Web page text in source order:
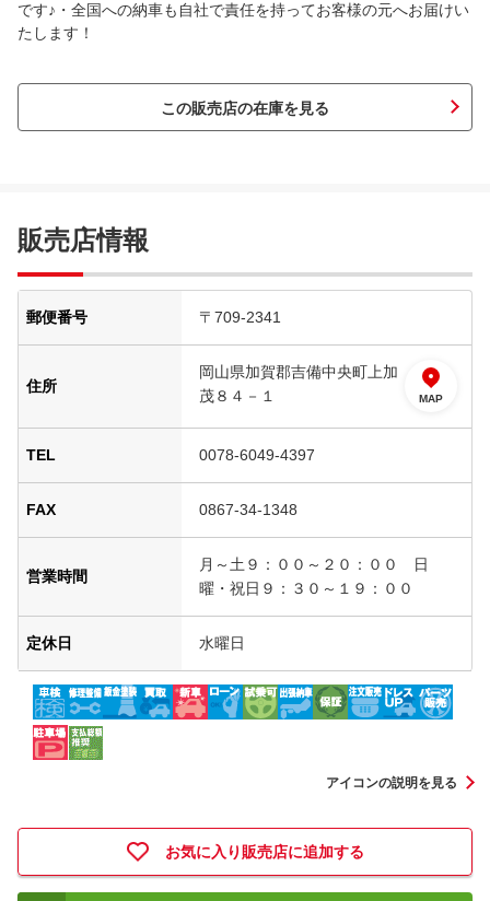
です♪・全国への納車も自社で責任を持ってお客様の元へお届けい
たします！
この販売店の在庫を見る
販売店情報
郵便番号 〒709-2341
住所
岡山県加賀郡吉備中央町上加
茂８４－１
MAP
TEL 0078-6049-4397
FAX 0867-34-1348
営業時間
月～土９：００～２０：００ 日
曜・祝日９：３０～１９：００
定休日 水曜日
アイコンの説明を見る
お気に入り販売店に追加する